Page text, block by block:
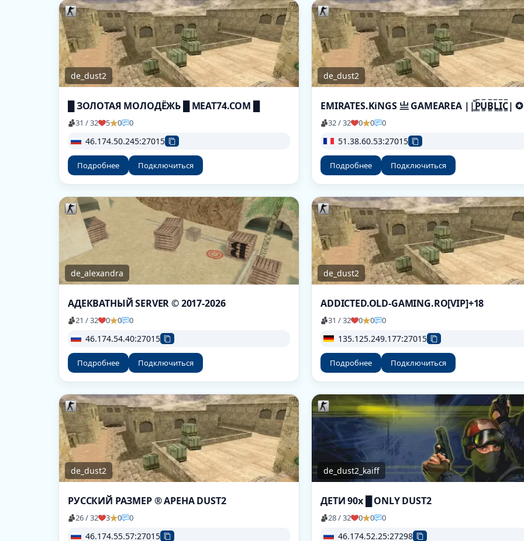
de_dust2
█ ЗОЛОТАЯ МОЛОДЁЖЬ █ MEAT74.COM █
31 / 32 5 0 0
46.174.50.245:27015
Подробнее Подключиться
de_dust2
EMIRATES.KiNGS 亗 GAMEAREA ||͇̿P͇̿U͇̿B͇̿L͇̿I͇̿C͇̿| ✪
32 / 32 0 0 0
51.38.60.53:27015
Подробнее Подключиться
de_alexandra
АДЕКВАТНЫЙ SERVER © 2017-2026
21 / 32 0 0 0
46.174.54.40:27015
Подробнее Подключиться
de_dust2
ADDICTED.OLD-GAMING.RO[VIP]+18
31 / 32 0 0 0
135.125.249.177:27015
Подробнее Подключиться
de_dust2
РУССКИЙ РАЗМЕР ® АРЕНА DUST2
26 / 32 3 0 0
46.174.55.57:27015
de_dust2_kaiff
ДЕТИ 90х █ ONLY DUST2
28 / 32 0 0 0
46.174.52.25:27298